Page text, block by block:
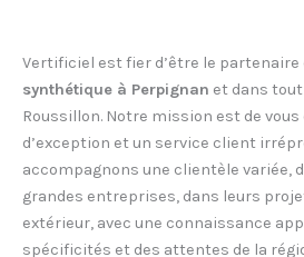
Vertificiel est fier d’être le partenaire
synthétique à Perpignan et dans
Roussillon. Notre mission est de
d’exception et un service client
accompagnons une clientèle variée,
grandes entreprises, dans leurs
extérieur, avec une connaissance
spécificités et des attentes de la